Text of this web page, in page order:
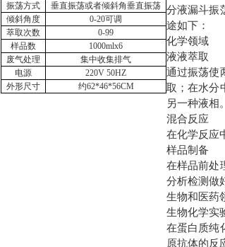
振荡方式
垂直振荡或者倾斜角垂直振荡
倾斜角度
0-20可调
萃取次数
0-99
样品数
1000mlx6
废气处理
集中收集排气
电源
220V 50HZ
外形尺寸
约62*46*56CM
分液漏斗振
途如下：
化学领域
液液萃取
通过振荡使
取；在水分
另一种液相。
混合反应
在化学反应
样品制备
在样品前处
分析检测做
生物和医药
生物化学实
在蛋白质纯
原抗体的反